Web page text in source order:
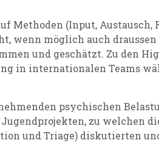
Methoden (Input, Austausch,
wenn möglich auch draussen
und geschätzt. Zu den
in internationalen Teams
psychischen
zu welchen
und Triage) diskutierten